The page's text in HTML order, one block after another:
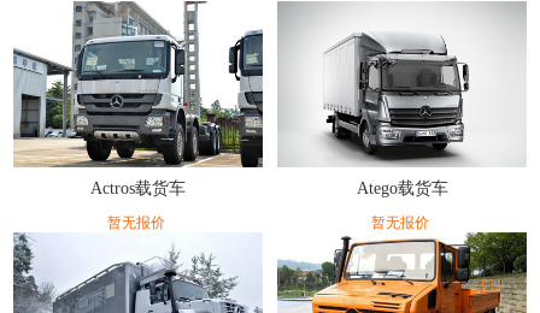
Actros载货车
暂无报价
Atego载货车
暂无报价